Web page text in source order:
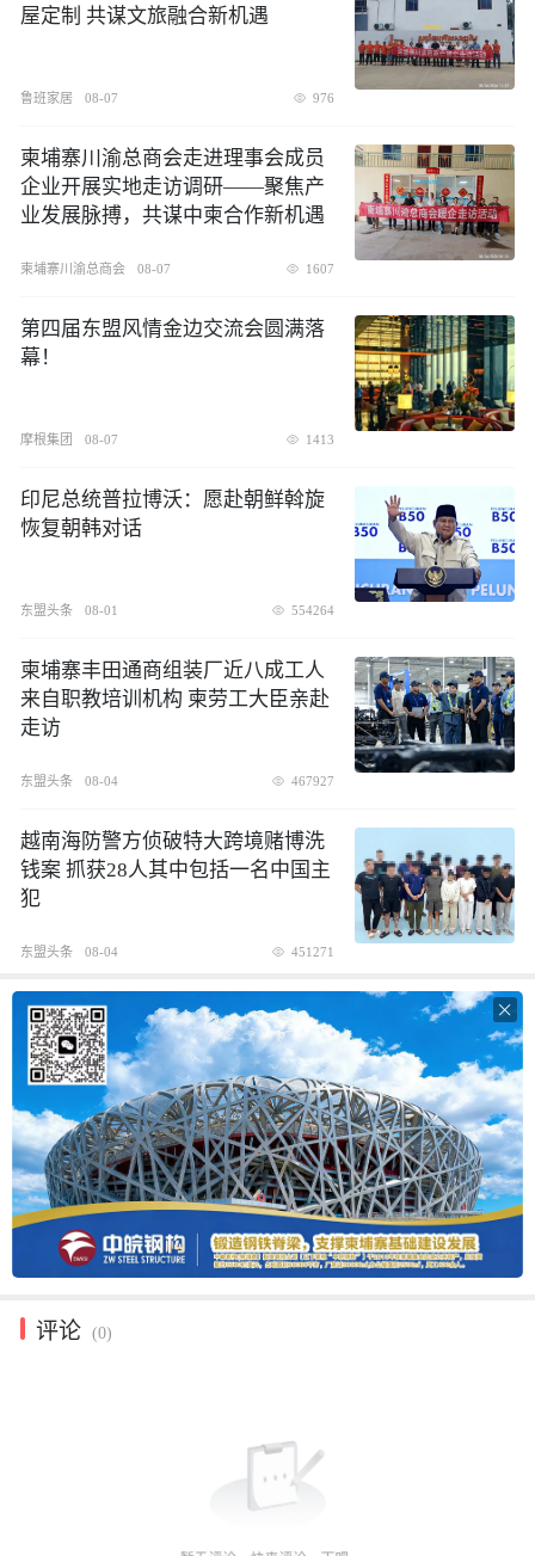
屋定制 共谋文旅融合新机遇
鲁班家居 08-07 976
柬埔寨川渝总商会走进理事会成员
企业开展实地走访调研——聚焦产
业发展脉搏，共谋中柬合作新机遇
柬埔寨川渝总商会 08-07 1607
第四届东盟风情金边交流会圆满落
幕！
摩根集团 08-07 1413
印尼总统普拉博沃：愿赴朝鲜斡旋
恢复朝韩对话
东盟头条 08-01 554264
柬埔寨丰田通商组装厂近八成工人
来自职教培训机构 柬劳工大臣亲赴
走访
东盟头条 08-04 467927
越南海防警方侦破特大跨境赌博洗
钱案 抓获28人其中包括一名中国主
犯
东盟头条 08-04 451271

评论 (0)